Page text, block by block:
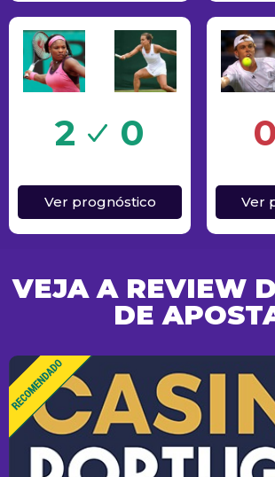
2 0
Ver prognóstico
0
Erro
Ver
VEJA A REVIEW
DE